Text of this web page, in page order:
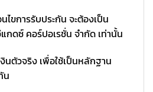
ไขการรับประกัน จะต้องเป็น
กดซ์ คอร์ปอเรชั่น จำกัด เท่านั้น
นตัวจริง เพื่อใช้เป็นหลักฐาน
น